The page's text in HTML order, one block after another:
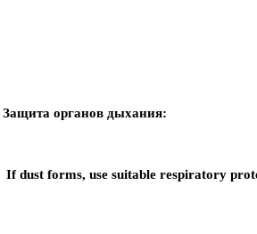
Защита органов дыхания:
If dust forms, use suitable respiratory